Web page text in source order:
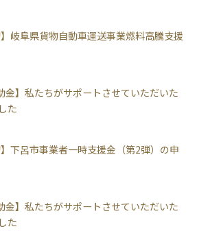
岐阜県貨物自動車運送事業燃料高騰支援
金】私たちがサポートさせていただいた
た
下呂市事業者一時支援金（第2弾）の申
金】私たちがサポートさせていただいた
た